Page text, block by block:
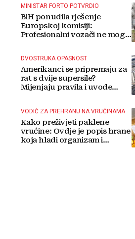
MINISTAR FORTO POTVRDIO
BiH ponudila rješenje
Europskoj komisiji:
Profesionalni vozači ne mogu
DVOSTRUKA OPASNOST
Amerikanci se pripremaju za
rat s dvije supersile?
Mijenjaju pravila i uvode
VODIČ ZA PREHRANU NA VRUĆINAMA
Kako preživjeti paklene
vrućine: Ovdje je popis hrane
koja hladi organizam i